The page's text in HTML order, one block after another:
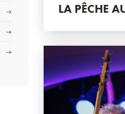
LA PÊCHE